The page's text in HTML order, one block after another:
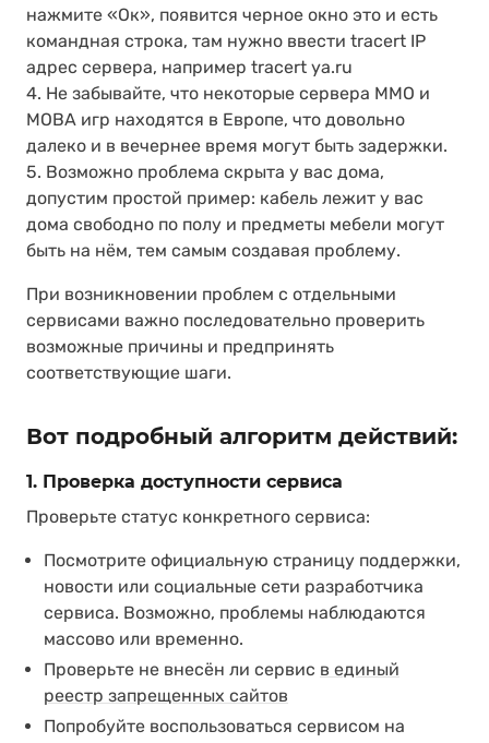
нажмите «Ок», появится черное окно это и есть
командная строка, там нужно ввести tracert IP
адрес сервера, например tracert ya.ru
4. Не забывайте, что некоторые сервера MMO и
MOBA игр находятся в Европе, что довольно
далеко и в вечернее время могут быть задержки.
5. Возможно проблема скрыта у вас дома,
допустим простой пример: кабель лежит у вас
дома свободно по полу и предметы мебели могут
быть на нём, тем самым создавая проблему.
При возникновении проблем с отдельными
сервисами важно последовательно проверить
возможные причины и предпринять
соответствующие шаги.
Вот подробный алгоритм действий:
1. Проверка доступности сервиса
Проверьте статус конкретного сервиса:
Посмотрите официальную страницу поддержки,
новости или социальные сети разработчика
сервиса. Возможно, проблемы наблюдаются
массово или временно.
Проверьте не внесён ли сервис в единый
реестр запрещенных сайтов
Попробуйте воспользоваться сервисом на